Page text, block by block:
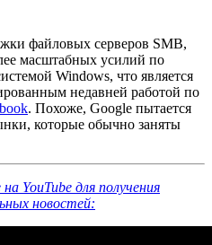
файловых серверов SMB,
масштабных усилий по
Windows, что является
недавней работой по
. Похоже, Google пытается
которые обычно заняты
YouTube для получения
новостей: